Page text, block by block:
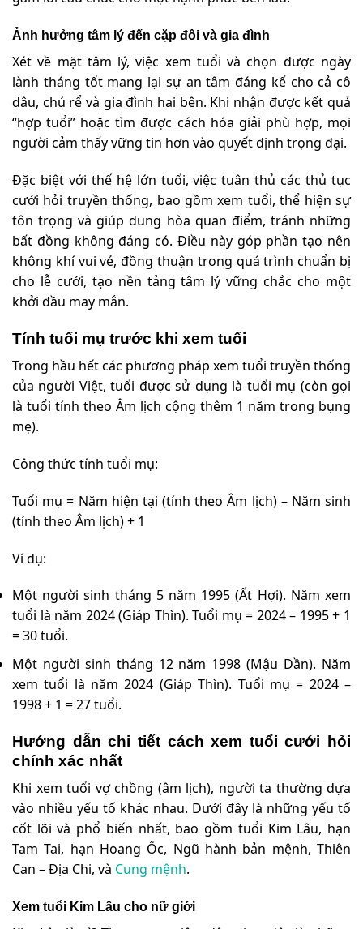
Ảnh hưởng tâm lý đến cặp đôi và gia đình
Xét về mặt tâm lý, việc xem tuổi và chọn được ngày
lành tháng tốt mang lại sự an tâm đáng kể cho cả cô
dâu, chú rể và gia đình hai bên. Khi nhận được kết quả
“hợp tuổi” hoặc tìm được cách hóa giải phù hợp, mọi
người cảm thấy vững tin hơn vào quyết định trọng đại.
Đặc biệt với thế hệ lớn tuổi, việc tuân thủ các thủ tục
cưới hỏi truyền thống, bao gồm xem tuổi, thể hiện sự
tôn trọng và giúp dung hòa quan điểm, tránh những
bất đồng không đáng có. Điều này góp phần tạo nên
không khí vui vẻ, đồng thuận trong quá trình chuẩn bị
cho lễ cưới, tạo nền tảng tâm lý vững chắc cho một
khởi đầu may mắn.
Tính tuổi mụ trước khi xem tuổi
Trong hầu hết các phương pháp xem tuổi truyền thống
của người Việt, tuổi được sử dụng là tuổi mụ (còn gọi
là tuổi tính theo Âm lịch cộng thêm 1 năm trong bụng
mẹ).
Công thức tính tuổi mụ:
Tuổi mụ = Năm hiện tại (tính theo Âm lịch) – Năm sinh
(tính theo Âm lịch) + 1
Ví dụ:
Một người sinh tháng 5 năm 1995 (Ất Hợi). Năm xem
tuổi là năm 2024 (Giáp Thìn). Tuổi mụ = 2024 – 1995 + 1
= 30 tuổi.
Một người sinh tháng 12 năm 1998 (Mậu Dần). Năm
xem tuổi là năm 2024 (Giáp Thìn). Tuổi mụ = 2024 –
1998 + 1 = 27 tuổi.
Hướng dẫn chi tiết cách xem tuổi cưới hỏi
chính xác nhất
Khi xem tuổi vợ chồng (âm lịch), người ta thường dựa
vào nhiều yếu tố khác nhau. Dưới đây là những yếu tố
cốt lõi và phổ biến nhất, bao gồm tuổi Kim Lâu, hạn
Tam Tai, hạn Hoang Ốc, Ngũ hành bản mệnh, Thiên
Can – Địa Chi, và Cung mệnh.
Xem tuổi Kim Lâu cho nữ giới